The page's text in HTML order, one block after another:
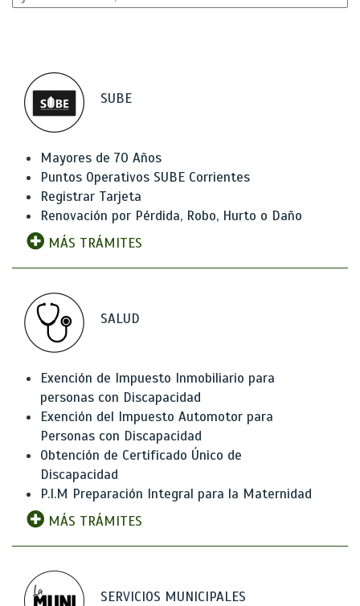
SUBE
Mayores de 70 Años
Puntos Operativos SUBE Corrientes
Registrar Tarjeta
Renovación por Pérdida, Robo, Hurto o Daño
MÁS TRÁMITES
SALUD
Exención de Impuesto Inmobiliario para
personas con Discapacidad
Exención del Impuesto Automotor para
Personas con Discapacidad
Obtención de Certificado Único de
Discapacidad
P.I.M Preparación Integral para la Maternidad
MÁS TRÁMITES
SERVICIOS MUNICIPALES